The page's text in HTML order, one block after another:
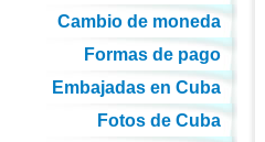
Cambio de moneda
Formas de pago
Embajadas en Cuba
Fotos de Cuba